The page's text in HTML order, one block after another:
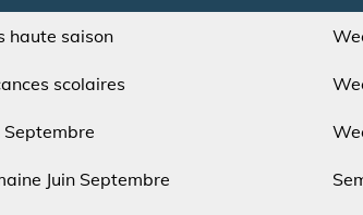
haute saison
scolaires
Septembre
Juin Septembre